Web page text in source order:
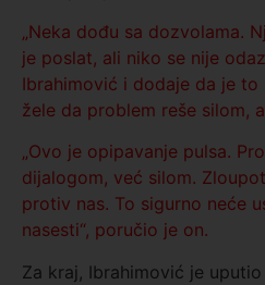
„Neka dođu sa dozvolama.
je poslat, ali niko se nije
Ibrahimović i dodaje da je
žele da problem reše silom,
„Ovo je opipavanje pulsa.
dijalogom, već silom.
protiv nas. To sigurno neće
nasesti“, poručio je on.
Za kraj, Ibrahimović je